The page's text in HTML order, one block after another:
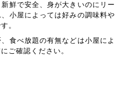
鮮で安全、身が大きいのにリー
小屋によっては好みの調味料や
。
食べ放題の有無などは小屋によ
ご確認ください。